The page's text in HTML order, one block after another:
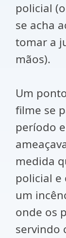
policial
se acha
tomar a
mãos).
Um
filme se
período
medida
policial e
um
onde os
servindo